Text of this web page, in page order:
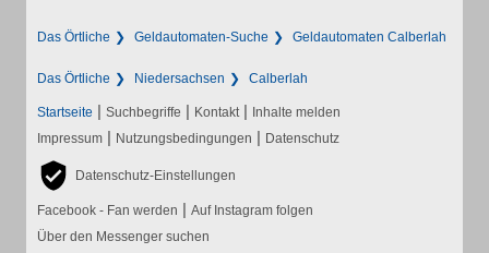
Das Örtliche Geldautomaten-Suche Geldautomaten Calberlah
Das Örtliche Niedersachsen Calberlah
Startseite | Suchbegriffe | Kontakt | Inhalte melden
Impressum | Nutzungsbedingungen | Datenschutz
Datenschutz-Einstellungen
Facebook - Fan werden | Auf Instagram folgen
Über den Messenger suchen